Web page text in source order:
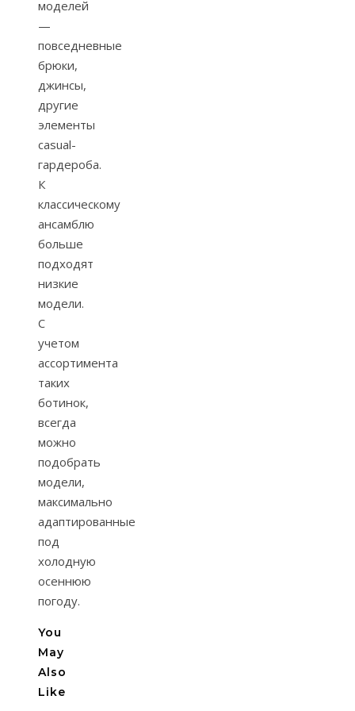
моделей
—
повседневные
брюки,
джинсы,
другие
элементы
casual-
гардероба.
К
классическому
ансамблю
больше
подходят
низкие
модели.
С
учетом
ассортимента
таких
ботинок,
всегда
можно
подобрать
модели,
максимально
адаптированные
под
холодную
осеннюю
погоду.
You
May
Also
Like